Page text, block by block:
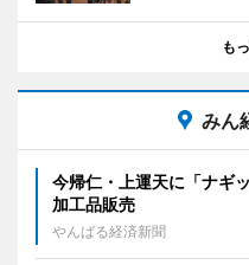
も
みん
今帰仁・上運天に「ナギ
加工品販売
やんばる経済新聞